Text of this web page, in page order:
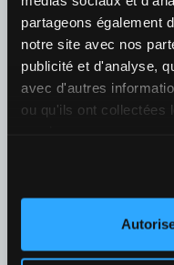
partageons également
notre site avec nos
publicité et d'analyse,
avec d'autres
ou qu'ils ont collectées
Bulgaria›Bulgaria - Parva
10/08 18:00
Botev Vratsa / Slavia
¿Quién ganará el partido?
1,88
1 X
25/08 21:00
Valencia / Real Betis
¿Quién ganará el partido?